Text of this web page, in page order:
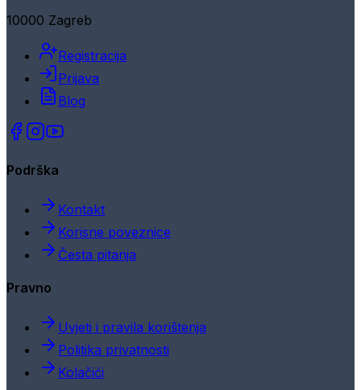
10000 Zagreb
Registracija
Prijava
Blog
Podrška
Kontakt
Korisne poveznice
Česta pitanja
Pravno
Uvjeti i pravila korištenja
Politika privatnosti
Kolačići